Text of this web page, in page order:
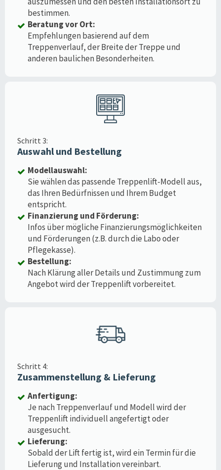
bestimmen.
Beratung vor Ort:
Empfehlungen basierend auf dem
Treppenverlauf, der Breite der Treppe und
anderen baulichen Besonderheiten.
Schritt 3:
Auswahl und Bestellung
Modellauswahl:
Sie wählen das passende Treppenlift-Modell aus,
das Ihren Bedürfnissen und Ihrem Budget
entspricht.
Finanzierung und Förderung:
Infos über mögliche Finanzierungsmöglichkeiten
und Förderungen (z.B. durch die Labo oder
Pflegekasse).
Bestellung:
Nach Klärung aller Details und Zustimmung zum
Angebot wird der Treppenlift vorbereitet.
Schritt 4:
Zusammenstellung & Lieferung
Anfertigung:
Je nach Treppenverlauf und Modell wird der
Treppenlift individuell angefertigt oder
ausgesucht.
Lieferung:
Sobald der Lift fertig ist, wird ein Termin für die
Lieferung und Installation vereinbart.